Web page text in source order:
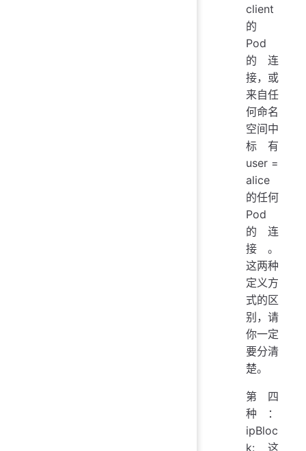
client
的
Pod
的连
接，或
来自任
何命名
空间中
标有
user =
alice
的任何
Pod
的连
接。
这两种
定义方
式的区
别，请
你一定
要分清
楚。
第四
种：
ipBloc
k: 这